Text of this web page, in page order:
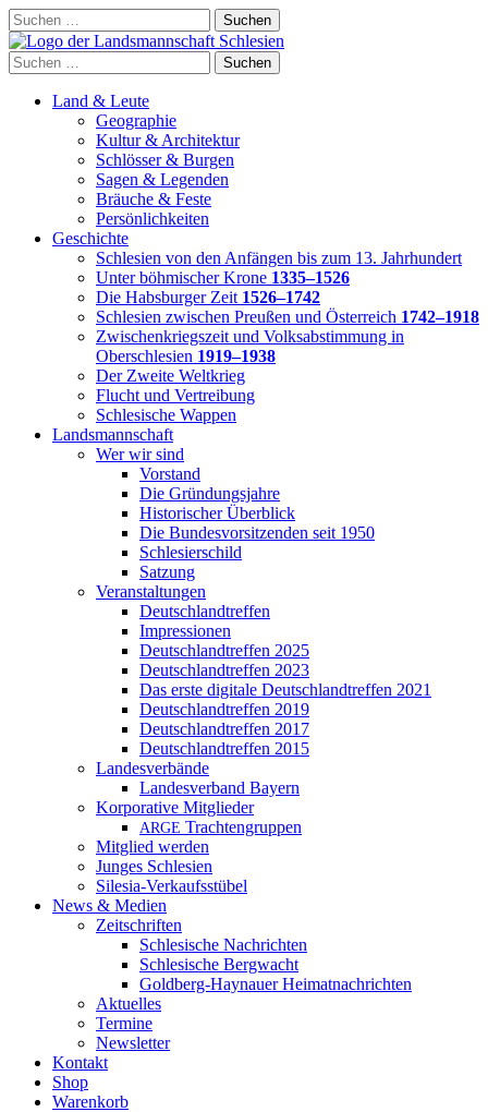
Skip
to
content
Suchen
nach:
Suchen
nach:
Land & Leute
Geographie
Kultur & Architektur
Schlösser & Burgen
Sagen & Legenden
Bräuche & Feste
Persönlichkeiten
Geschichte
Schlesien von den Anfängen bis zum 13. Jahrhundert
Unter böhmischer Krone 1335–1526
Die Habsburger Zeit 1526–1742
Schlesien zwischen Preußen und Österreich 1742–1918
Zwischenkriegszeit und Volksabstimmung in
Oberschlesien 1919–1938
Der Zweite Weltkrieg
Flucht und Vertreibung
Schlesische Wappen
Landsmannschaft
Wer wir sind
Vorstand
Die Gründungsjahre
Historischer Überblick
Die Bundesvorsitzenden seit 1950
Schlesierschild
Satzung
Veranstaltungen
Deutschlandtreffen
Impressionen
Deutschlandtreffen 2025
Deutschlandtreffen 2023
Das erste digitale Deutschlandtreffen 2021
Deutschlandtreffen 2019
Deutschlandtreffen 2017
Deutschlandtreffen 2015
Landesverbände
Landesverband Bayern
Korporative Mitglieder
ARGE Trachtengruppen
Mitglied werden
Junges Schlesien
Silesia-Verkaufsstübel
News & Medien
Zeitschriften
Schlesische Nachrichten
Schlesische Bergwacht
Goldberg-Haynauer Heimatnachrichten
Aktuelles
Termine
Newsletter
Kontakt
Shop
Warenkorb